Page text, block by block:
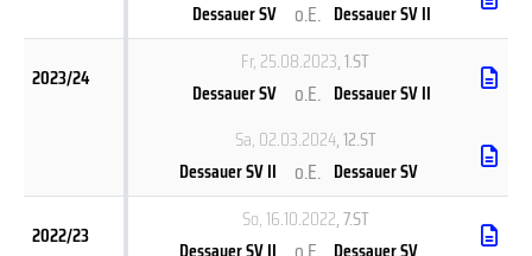
Dessauer SV
o.E. Dessauer SV II
2023/24
Fr, 25.08.2023, 1.ST
Dessauer SV
o.E. Dessauer SV II
Sa, 02.03.2024, 12.ST
Dessauer SV II
o.E. Dessauer SV
2022/23
So, 16.10.2022, 7.ST